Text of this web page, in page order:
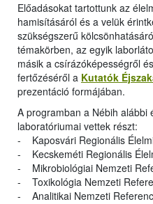
Előadásokat tartottunk az
hamisításáról és a velük
szükségszerű
témakörben, az egyik
másik a csírázóképességről
fertőzéséről a Kutatók
prezentáció formájában.
A programban a Nébih alábbi
laboratóriumai vettek részt:
- Kaposvári Regionális
- Kecskeméti Regionális
- Mikrobiológiai Nemzeti
- Toxikológia Nemzeti
- Analitikai Nemzeti